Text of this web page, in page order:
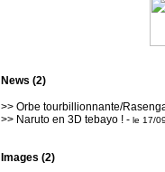
News (2)
>> Orbe tourbillionnante/
>> Naruto en 3D tebayo ! - le 17/
Images (2)